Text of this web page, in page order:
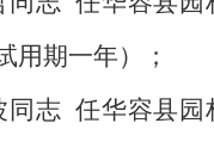
用期一年）；
同志 任华容县园